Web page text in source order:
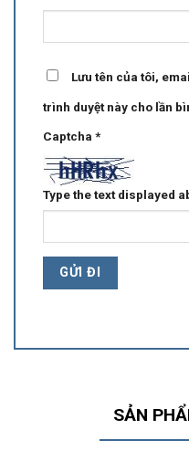
Lưu tên của tôi,
trình duyệt này cho lần
Captcha *
Type the text displayed
SẢN